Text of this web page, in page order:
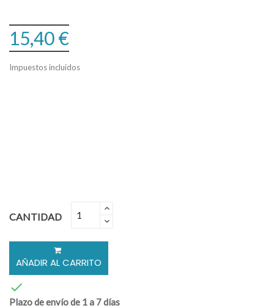
15,40 €
Impuestos incluidos
CANTIDAD
AÑADIR AL CARRITO

Plazo de envío de 1 a 7 días